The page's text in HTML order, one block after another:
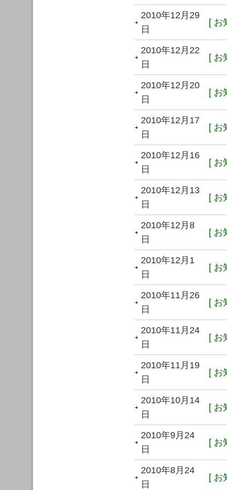
2010年12月29
日
[ お
2010年12月22
日
[ お
2010年12月20
日
[ お
2010年12月17
日
[ お
2010年12月16
日
[ お
2010年12月13
日
[ お
2010年12月8
日
[ お
2010年12月1
日
[ お
2010年11月26
日
[ お
2010年11月24
日
[ お
2010年11月19
日
[ お
2010年10月14
日
[ お
2010年9月24
日
[ お
2010年8月24
日
[ お